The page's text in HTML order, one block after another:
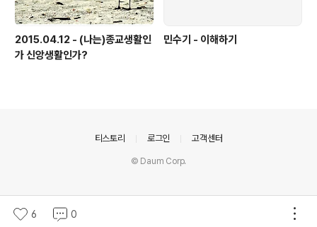
2015.04.12 - (나는)종교생활인
가 신앙생활인가?
민수기 - 이해하기
6 0
티스토리 로그인 고객센터
© Daum Corp.